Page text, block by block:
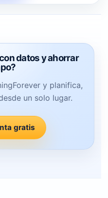
datos y ahorrar
y planifica,
un solo lugar.
gratis